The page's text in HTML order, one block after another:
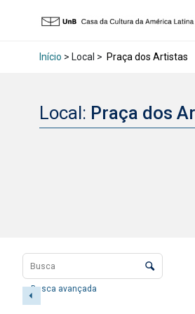
Início > Local > Praça dos Artistas
Local: Praça dos
Lista de itens
Controle de
Busca avançada